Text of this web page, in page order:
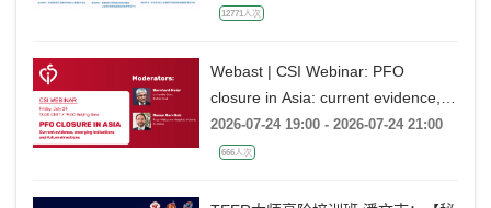
12771人次
Webast | CSI Webinar: PFO
closure in Asia: current evidence,
emerging indications and future
directions
2026-07-24 19:00 - 2026-07-24 21:00
666人次